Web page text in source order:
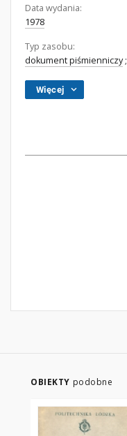
Data wydania:
1978
Typ zasobu:
dokument piśmienniczy;
Więcej
OBIEKTY podobne